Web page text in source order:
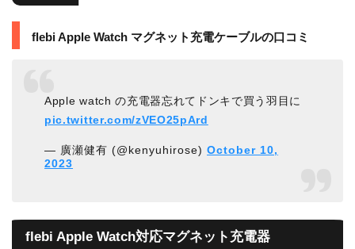
flebi Apple Watch マグネット充電ケーブルの口コミ
Apple watch の充電器忘れてドンキで買う羽目に
pic.twitter.com/zVEO25pArd
— 廣瀬健有 (@kenyuhirose)October 10,
2023
flebi Apple Watch対応マグネット充電器